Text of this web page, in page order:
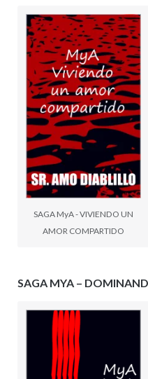
SAGA MyA - VIVIENDO UN
AMOR COMPARTIDO
SAGA MYA –